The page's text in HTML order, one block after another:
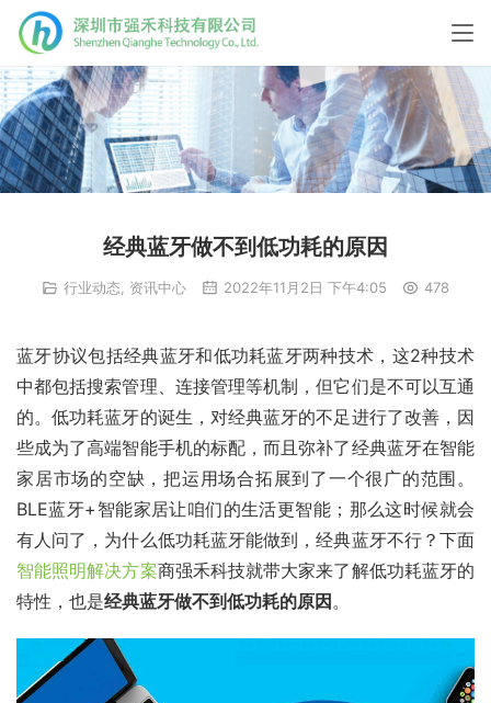
经典蓝牙做不到低功耗的原因
行业动态 资讯中心 2022年11月2日 下午4:05 478
蓝牙协议包括经典蓝牙和低功耗蓝牙两种技术，这2种技术
中都包括搜索管理、连接管理等机制，但它们是不可以互通
的。低功耗蓝牙的诞生，对经典蓝牙的不足进行了改善，因
些成为了高端智能手机的标配，而且弥补了经典蓝牙在智能
家居市场的空缺，把运用场合拓展到了一个很广的范围。
BLE蓝牙+智能家居让咱们的生活更智能；那么这时候就会
有人问了，为什么低功耗蓝牙能做到，经典蓝牙不行？下面
智能照明解决方案商强禾科技就带大家来了解低功耗蓝牙的
特性，也是经典蓝牙做不到低功耗的原因。